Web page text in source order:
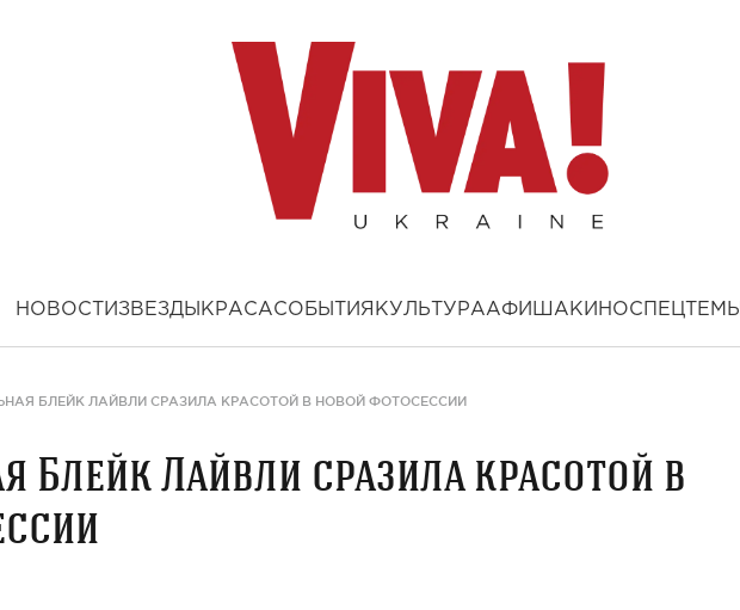
НОВОСТИ ЗВЕЗДЫ КРАСАСОБЫТИЯ КУЛЬТУРААФИША КИНОСПЕЦТЕМЫ
БЛЕЙК ЛАЙВЛИ СРАЗИЛА КРАСОТОЙ В НОВОЙ ФОТОСЕССИИ
Блейк Лайвли сразила красотой в